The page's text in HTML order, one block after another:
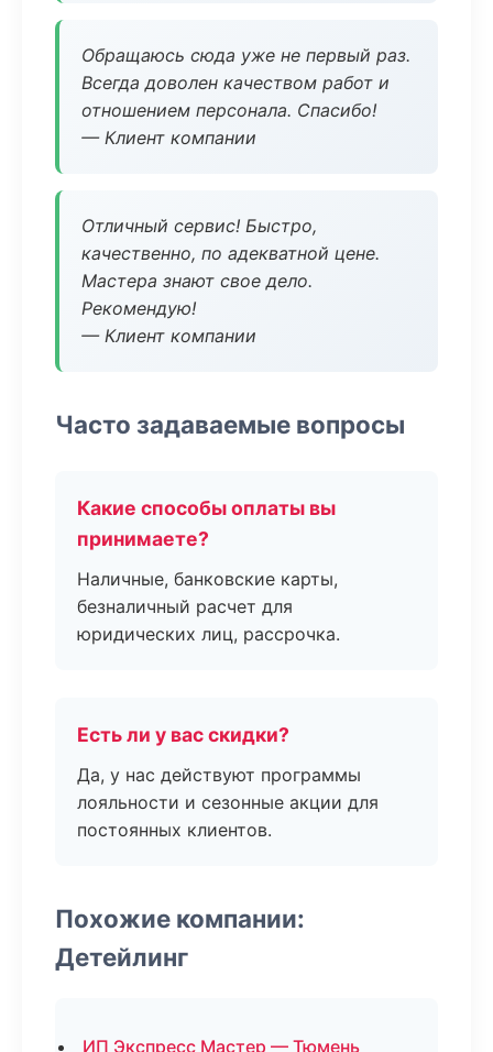
Обращаюсь сюда уже не первый раз.
Всегда доволен качеством работ и
отношением персонала. Спасибо!
— Клиент компании
Отличный сервис! Быстро,
качественно, по адекватной цене.
Мастера знают свое дело.
Рекомендую!
— Клиент компании
Часто задаваемые вопросы
Какие способы оплаты вы
принимаете?
Наличные, банковские карты,
безналичный расчет для
юридических лиц, рассрочка.
Есть ли у вас скидки?
Да, у нас действуют программы
лояльности и сезонные акции для
постоянных клиентов.
Похожие компании:
Детейлинг
ИП Экспресс Мастер — Тюмень